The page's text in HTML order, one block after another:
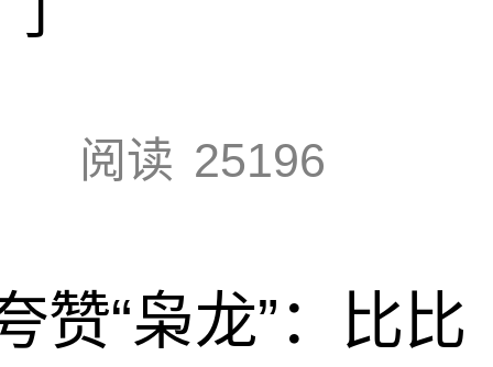
阅读 25196
赞“枭龙”：比比